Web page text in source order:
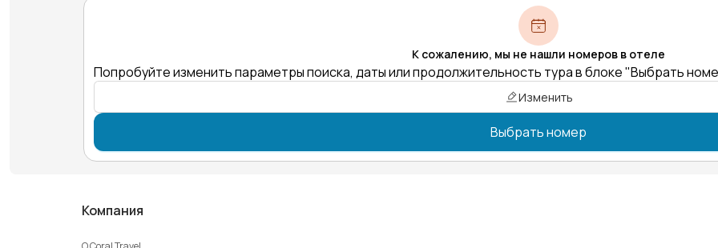
К сожалению, мы не нашли номеров в отеле
Попробуйте изменить параметры поиска, даты или продолжительность тура в блоке "Выбрать
Изменить
Выбрать номер
Компания